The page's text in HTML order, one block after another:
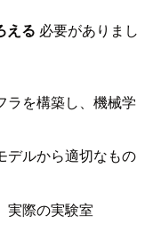
える 必要がありまし
を構築し、機械学
ルから適切なもの
際の実験室